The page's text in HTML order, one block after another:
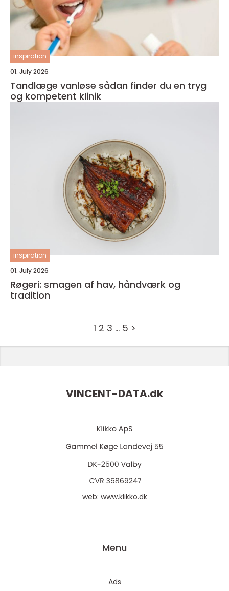
inspiration
01. July 2026
Tandlæge vanløse sådan finder du en tryg
og kompetent klinik
inspiration
01. July 2026
Røgeri: smagen af hav, håndværk og
tradition
1 2 3 … 5 >
VINCENT-DATA.dk
web: www.klikko.dk
Menu
Ads